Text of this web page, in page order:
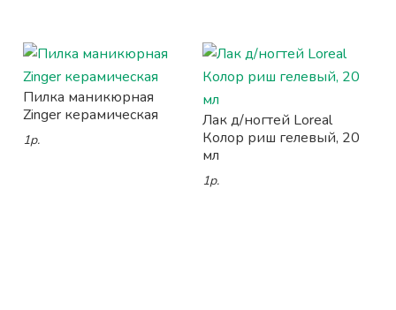
Пилка маникюрная
Zinger керамическая
1р.
Лак д/ногтей Loreal
Колор риш гелевый, 20
мл
1р.